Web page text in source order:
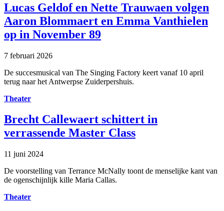
Lucas Geldof en Nette Trauwaen volgen
Aaron Blommaert en Emma Vanthielen
op in November 89
7 februari 2026
De succesmusical van The Singing Factory keert vanaf 10 april
terug naar het Antwerpse Zuiderpershuis.
Theater
Brecht Callewaert schittert in
verrassende Master Class
11 juni 2024
De voorstelling van Terrance McNally toont de menselijke kant van
de ogenschijnlijk kille Maria Callas.
Theater